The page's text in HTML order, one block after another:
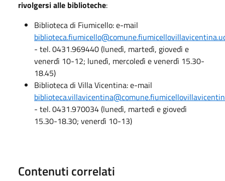
rivolgersi alle biblioteche:
Biblioteca di Fiumicello: e-mail
- tel. 0431.969440 (lunedì, martedì, giovedì e
venerdì 10-12; lunedì, mercoledì e venerdì 15.30-
18.45)
Biblioteca di Villa Vicentina: e-mail
- tel. 0431.970034 (lunedì, martedì e giovedì
15.30-18.30; venerdì 10-13)
Contenuti correlati